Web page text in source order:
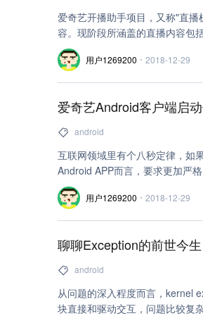
爱奇艺开播助手项目，又称"直
容。现阶段所涵盖的直播内容包
播数量最多，3种推流模式所涉
用户1269200 2018-12-29
爱奇艺Android客户端启
android
互联网领域里有个八秒定律，如
Android APP而言，要求更加严
制关闭，因此，启动时间作为一
用户1269200 2018-12-29
聊聊Exception的前世今生
android
从问题的深入程度而言，kernel
块直接和驱动交互，问题比较复